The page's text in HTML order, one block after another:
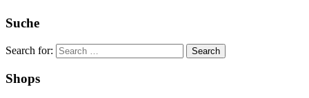
Suche
Search for:
Shops